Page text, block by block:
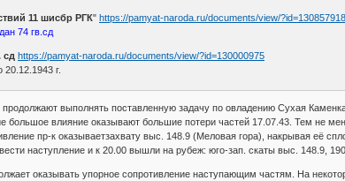
11 шисбр РГК"https://pamyat-naroda.ru/documents/view/?id=130857918
74 гв.сд
сд https://pamyat-naroda.ru/documents/view/?id=130000975
г.
выполнять поставленную задачу по овладению Сухая
большое влияние оказывают большие потери частей 17.07.43. Тем не
пр-к оказываетзахвату выс. 148.9 (Меловая гора), накрывая её
наступление и к 20.00 вышли на рубеж: юго-зап. скаты выс. 148.9,
оказывать упорное сопротивление наступающим частям. На